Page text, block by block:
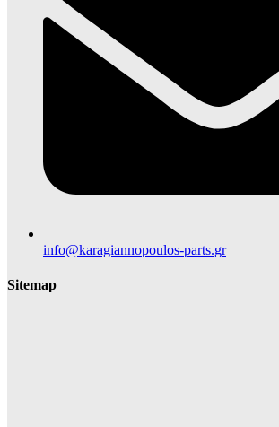
info@karagiannopoulos-parts.gr
Sitemap